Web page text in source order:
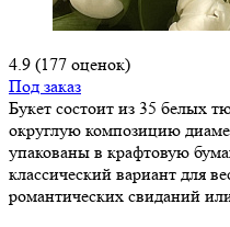
4.9 (177 оценок)
Под заказ
Букет состоит из 35 белых
округлую композицию
упакованы в крафтовую
классический вариант для
романтических свиданий